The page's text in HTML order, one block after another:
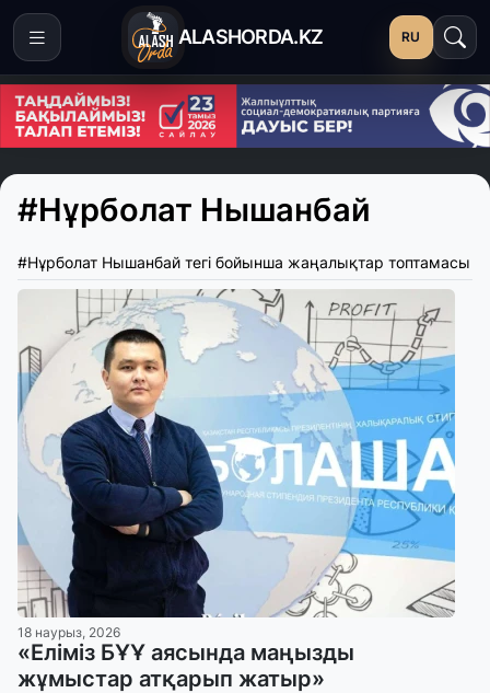
ALASHORDA.KZ RU
#Нұрболат Нышанбай
#Нұрболат Нышанбай тегі бойынша жаңалықтар топтамасы
18 наурыз, 2026
«Еліміз БҰҰ аясында маңызды
жұмыстар атқарып жатыр»